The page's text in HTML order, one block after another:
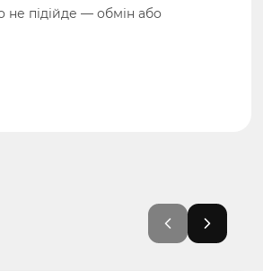
підійде — обмін або